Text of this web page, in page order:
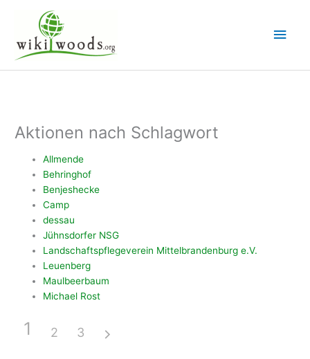
springen
Aktionen nach Schlagwort
Allmende
Behringhof
Benjeshecke
Camp
dessau
Jühnsdorfer NSG
Landschaftspflegeverein Mittelbrandenburg e.V.
Leuenberg
Maulbeerbaum
Michael Rost
1 2 3